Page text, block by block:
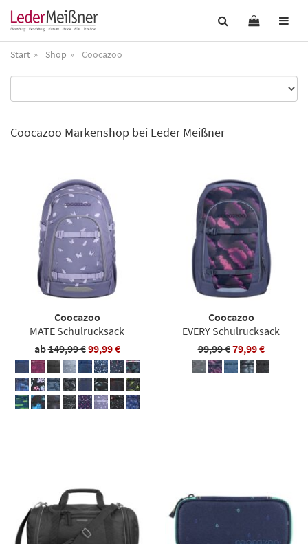
Start Shop Coocazoo
Coocazoo Markenshop bei Leder Meißner
Coocazoo
MATE Schulrucksack
ab149,99 €99,99 €
Coocazoo
EVERY Schulrucksack
99,99 €79,99 €